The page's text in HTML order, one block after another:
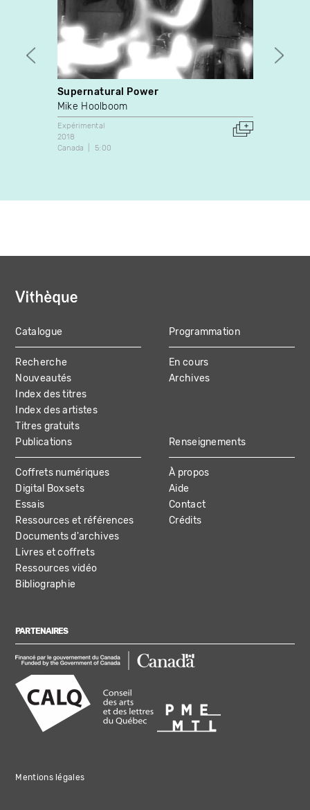
Supernatural Power
Mike Hoolboom
Expérimental
2018
Canada
5:00
MAIN
NAVIGATION
Catalogue
Recherche
Nouveautés
Index des titres
Index des artistes
Titres gratuits
Programmation
En cours
Archives
Publications
Coffrets numériques
Digital Boxsets
Essais
Ressources et références
Documents d'archives
Livres et coffrets
Ressources vidéo
Bibliographie
Renseignements
À propos
Aide
Contact
Crédits
PARTENAIRES
Mentions légales